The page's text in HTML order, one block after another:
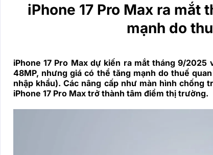
iPhone 17 Pro Max ra mắt
mạnh do
iPhone 17 Pro Max dự kiến ra mắt tháng 9/
48MP, nhưng giá có thể tăng mạnh do thuế
nhập khẩu). Các nâng cấp như màn hình chống
iPhone 17 Pro Max trở thành tâm điểm thị trường.